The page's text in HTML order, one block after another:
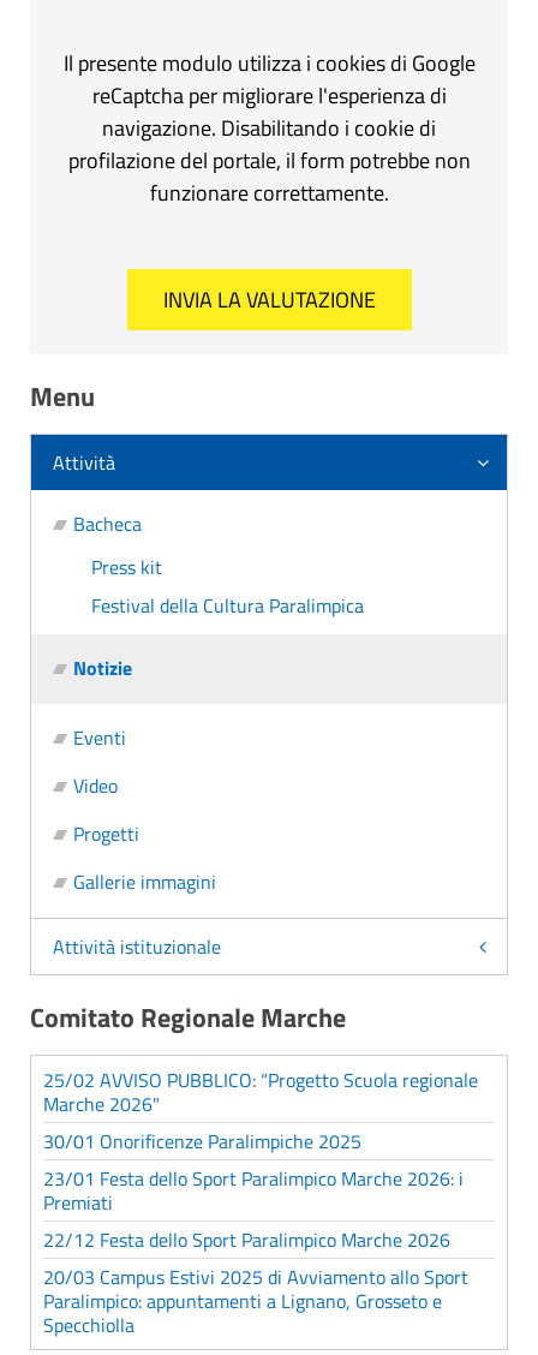
Il presente modulo utilizza i cookies di Google
reCaptcha per migliorare l'esperienza di
navigazione. Disabilitando i cookie di
profilazione del portale, il form potrebbe non
funzionare correttamente.
Menu
Attività
Bacheca
Press kit
Festival della Cultura Paralimpica
Notizie
Eventi
Video
Progetti
Gallerie immagini
Attività istituzionale
Comitato Regionale Marche
25/02 AVVISO PUBBLICO: “Progetto Scuola regionale
Marche 2026"
30/01 Onorificenze Paralimpiche 2025
23/01 Festa dello Sport Paralimpico Marche 2026: i
Premiati
22/12 Festa dello Sport Paralimpico Marche 2026
20/03 Campus Estivi 2025 di Avviamento allo Sport
Paralimpico: appuntamenti a Lignano, Grosseto e
Specchiolla